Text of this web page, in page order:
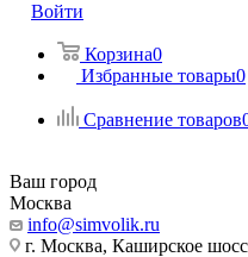
Войти
Корзина0
Избранные товары0
Сравнение товаров
Ваш город
Москва
info@simvolik.ru
г. Москва, Каширское